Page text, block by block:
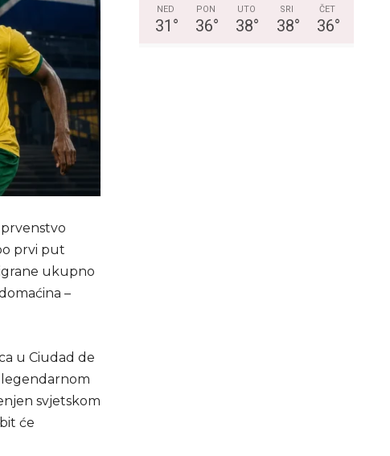
prvi put
ukupno
–
u Ciudad de
legendarnom
svjetskom
će
NED
31 °
PON
36°
UTO
38°
SRI
38°
ČET
36°